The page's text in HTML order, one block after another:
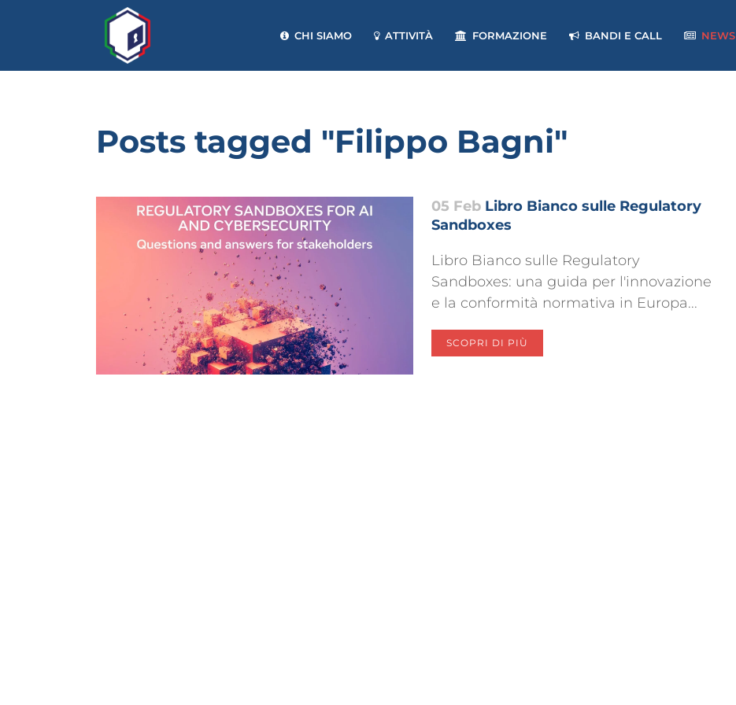
CHI SIAMO ATTIVITÀ FORMAZIONE BANDI E CALL NEWS
Posts tagged "Filippo Bagni"
05 Feb Libro Bianco sulle Regulatory
Sandboxes
Libro Bianco sulle Regulatory
Sandboxes: una guida per l'innovazione
e la conformità normativa in Europa...
SCOPRI DI PIÙ